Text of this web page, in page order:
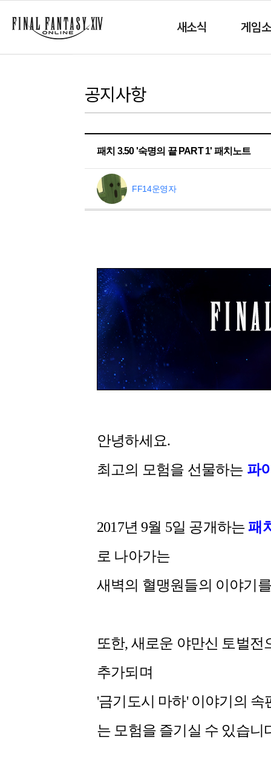
새소식 게임
공지사항
패치 3.50 '숙명의 끝 PART 1' 패치노트
FF14운영자
안녕하세요.
최고의 모험을 선물하는 파
2017년 9월 5일 공개하는 패
로 나아가는
새벽의 혈맹원들의 이야기
또한, 새로운 야만신 토벌
추가되며
'금기도시 마하' 이야기의
는 모험을 즐기실 수 있습니